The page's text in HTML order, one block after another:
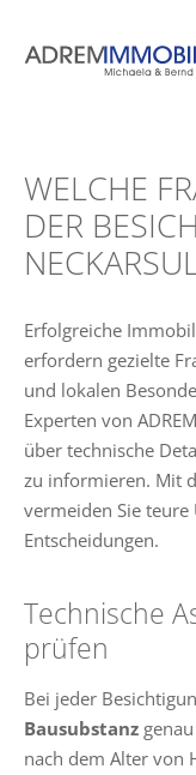
Inhalt
WELCHE
DER
Erfolgreiche
erfordern gezielte
und lokalen
Experten von
über technische
zu informieren. Mit
vermeiden Sie
Entscheidungen.
Technische
prüfen
Bei jeder
Bausubstanz
nach dem Alter von